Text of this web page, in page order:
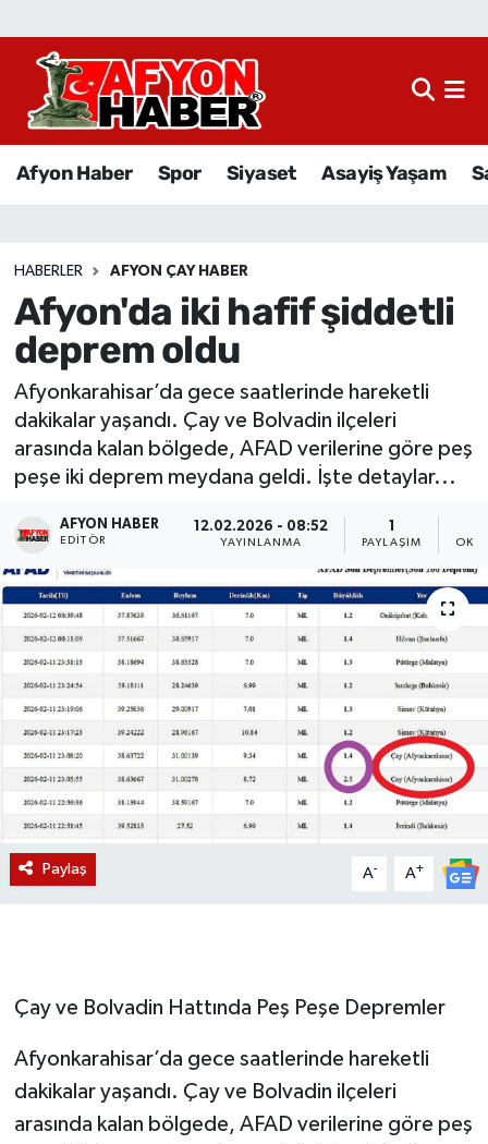
Afyon Haber Spor Siyaset Asayiş Yaşam
HABERLER AFYON ÇAY HABER
Afyon'da iki hafif şiddetli
deprem oldu
Afyonkarahisar’da gece saatlerinde hareketli
dakikalar yaşandı. Çay ve Bolvadin ilçeleri
arasında kalan bölgede, AFAD verilerine göre peş
peşe iki deprem meydana geldi. İşte detaylar...
AFYON HABER
EDITÖR
12.02.2026 - 08:52
YAYINLANMA PAYLAŞIM
Paylaş A- A+
Çay ve Bolvadin Hattında Peş Peşe Depremler
Afyonkarahisar’da gece saatlerinde hareketli
dakikalar yaşandı. Çay ve Bolvadin ilçeleri
arasında kalan bölgede, AFAD verilerine göre peş
Afyon Haber
Sağlık
Eğitim
Sivil Toplum
Ekonomi
Magazin
Etkinlikler